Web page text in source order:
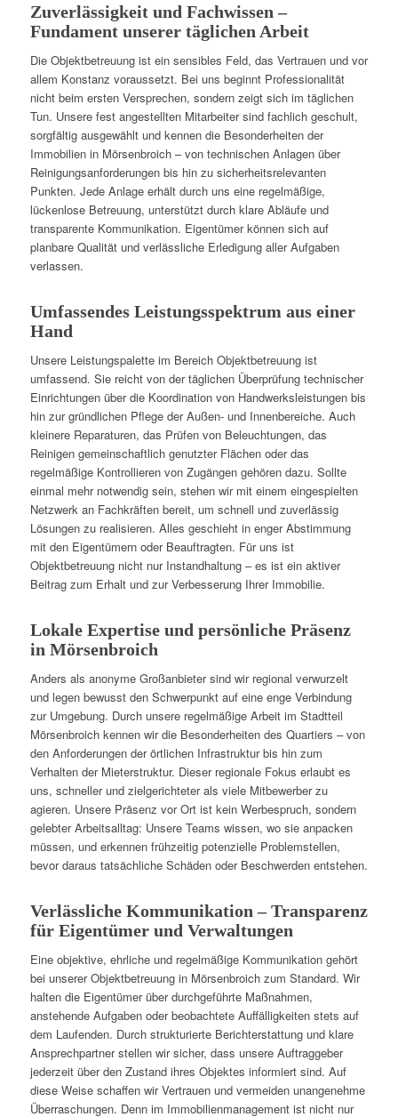
Zuverlässigkeit und Fachwissen –
Fundament unserer täglichen Arbeit
Die Objektbetreuung ist ein sensibles Feld, das Vertrauen und vor
allem Konstanz voraussetzt. Bei uns beginnt Professionalität
nicht beim ersten Versprechen, sondern zeigt sich im täglichen
Tun. Unsere fest angestellten Mitarbeiter sind fachlich geschult,
sorgfältig ausgewählt und kennen die Besonderheiten der
Immobilien in Mörsenbroich – von technischen Anlagen über
Reinigungsanforderungen bis hin zu sicherheitsrelevanten
Punkten. Jede Anlage erhält durch uns eine regelmäßige,
lückenlose Betreuung, unterstützt durch klare Abläufe und
transparente Kommunikation. Eigentümer können sich auf
planbare Qualität und verlässliche Erledigung aller Aufgaben
verlassen.
Umfassendes Leistungsspektrum aus einer
Hand
Unsere Leistungspalette im Bereich Objektbetreuung ist
umfassend. Sie reicht von der täglichen Überprüfung technischer
Einrichtungen über die Koordination von Handwerksleistungen bis
hin zur gründlichen Pflege der Außen- und Innenbereiche. Auch
kleinere Reparaturen, das Prüfen von Beleuchtungen, das
Reinigen gemeinschaftlich genutzter Flächen oder das
regelmäßige Kontrollieren von Zugängen gehören dazu. Sollte
einmal mehr notwendig sein, stehen wir mit einem eingespielten
Netzwerk an Fachkräften bereit, um schnell und zuverlässig
Lösungen zu realisieren. Alles geschieht in enger Abstimmung
mit den Eigentümern oder Beauftragten. Für uns ist
Objektbetreuung nicht nur Instandhaltung – es ist ein aktiver
Beitrag zum Erhalt und zur Verbesserung Ihrer Immobilie.
Lokale Expertise und persönliche Präsenz
in Mörsenbroich
Anders als anonyme Großanbieter sind wir regional verwurzelt
und legen bewusst den Schwerpunkt auf eine enge Verbindung
zur Umgebung. Durch unsere regelmäßige Arbeit im Stadtteil
Mörsenbroich kennen wir die Besonderheiten des Quartiers – von
den Anforderungen der örtlichen Infrastruktur bis hin zum
Verhalten der Mieterstruktur. Dieser regionale Fokus erlaubt es
uns, schneller und zielgerichteter als viele Mitbewerber zu
agieren. Unsere Präsenz vor Ort ist kein Werbespruch, sondern
gelebter Arbeitsalltag: Unsere Teams wissen, wo sie anpacken
müssen, und erkennen frühzeitig potenzielle Problemstellen,
bevor daraus tatsächliche Schäden oder Beschwerden entstehen.
Verlässliche Kommunikation – Transparenz
für Eigentümer und Verwaltungen
Eine objektive, ehrliche und regelmäßige Kommunikation gehört
bei unserer Objektbetreuung in Mörsenbroich zum Standard. Wir
halten die Eigentümer über durchgeführte Maßnahmen,
anstehende Aufgaben oder beobachtete Auffälligkeiten stets auf
dem Laufenden. Durch strukturierte Berichterstattung und klare
Ansprechpartner stellen wir sicher, dass unsere Auftraggeber
jederzeit über den Zustand ihres Objektes informiert sind. Auf
diese Weise schaffen wir Vertrauen und vermeiden unangenehme
Überraschungen. Denn im Immobilienmanagement ist nicht nur